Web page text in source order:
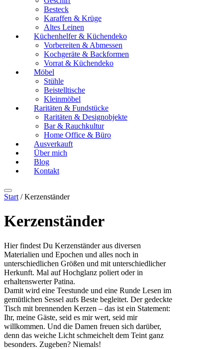
Besteck
Karaffen & Krüge
Altes Leinen
Küchenhelfer & Küchendeko
Vorbereiten & Abmessen
Kochgeräte & Backformen
Vorrat & Küchendeko
Möbel
Stühle
Beistelltische
Kleinmöbel
Raritäten & Fundstücke
Raritäten & Designobjekte
Bar & Rauchkultur
Home Office & Büro
Ausverkauft
Über mich
Blog
Kontakt
Start / Kerzenständer
Kerzenständer
Hier findest Du Kerzenständer aus diversen
Materialien und Epochen und alles noch in
unterschiedlichen Größen und mit unterschiedlicher
Herkunft. Mal auf Hochglanz poliert oder in
erhaltenswerter Patina.
Damit wird eine Teestunde und eine Runde Lesen im
gemütlichen Sessel aufs Beste begleitet. Der gedeckte
Tisch mit brennenden Kerzen – das ist ein Statement:
Ihr, meine Gäste, seid es mir wert, seid mir
willkommen. Und die Damen freuen sich darüber,
denn das weiche Licht schmeichelt dem Teint ganz
besonders. Zugeben? Niemals!